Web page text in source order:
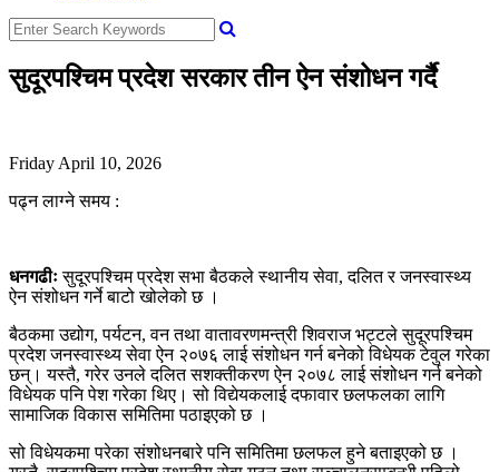
सुदूरपश्चिम प्रदेश सरकार तीन ऐन संशोधन गर्दै
Friday April 10, 2026
पढ्न लाग्ने समय :
धनगढीःसुदूरपश्चिम प्रदेश सभा बैठकले स्थानीय सेवा, दलित र जनस्वास्थ्य
ऐन संशोधन गर्ने बाटो खोलेको छ ।
बैठकमा उद्योग, पर्यटन, वन तथा वातावरणमन्त्री शिवराज भट्टले सुदूरपश्चिम
प्रदेश जनस्वास्थ्य सेवा ऐन २०७६ लाई संशोधन गर्न बनेको विधेयक टेवुल गरेका
छन्। यस्तै, गरेर उनले दलित सशक्तीकरण ऐन २०७८ लाई संशोधन गर्न बनेको
विधेयक पनि पेश गरेका थिए। सो विद्येयकलाई दफावार छलफलका लागि
सामाजिक विकास समितिमा पठाइएको छ ।
सो विधेयकमा परेका संशोधनबारे पनि समितिमा छलफल हुने बताइएको छ ।